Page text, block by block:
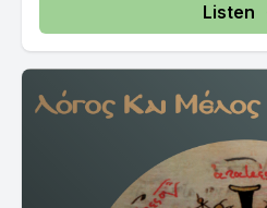
Listen